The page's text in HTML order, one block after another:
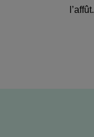
l’affût.